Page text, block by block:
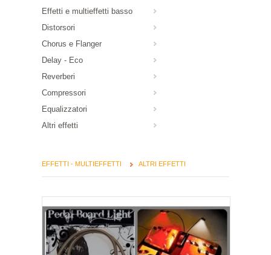
Effetti e multieffetti basso
Distorsori
Chorus e Flanger
Delay - Eco
Reverberi
Compressori
Equalizzatori
Altri effetti
EFFETTI - MULTIEFFETTI ALTRI EFFETTI